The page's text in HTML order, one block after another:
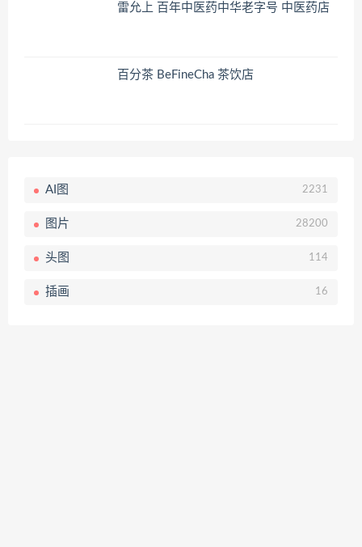
雷允上 百年中医药中华老字号 中医药店
百分茶 BeFineCha 茶饮店
AI图 2231
图片 28200
头图 114
插画 16